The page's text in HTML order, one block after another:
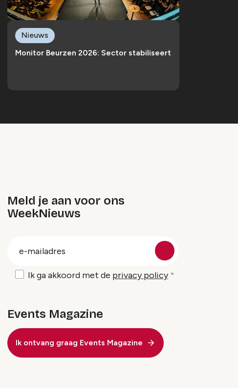
Monitor Beurzen 2026: Sector stabiliseert
Nieuws
Meld je aan voor ons
WeekNieuws
Ik ga akkoord met de privacy policy
Events Magazine
Ik ontvang graag Events Magazine